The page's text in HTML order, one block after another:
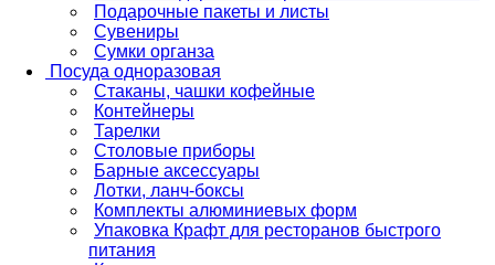
Подарочные пакеты и листы
Сувениры
Сумки органза
Посуда одноразовая
Стаканы, чашки кофейные
Контейнеры
Тарелки
Столовые приборы
Барные аксессуары
Лотки, ланч-боксы
Комплекты алюминиевых форм
Упаковка Крафт для ресторанов быстрого
питания